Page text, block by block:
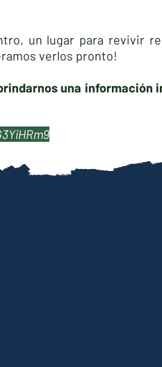
un lugar para revivir
verlos pronto!
una información